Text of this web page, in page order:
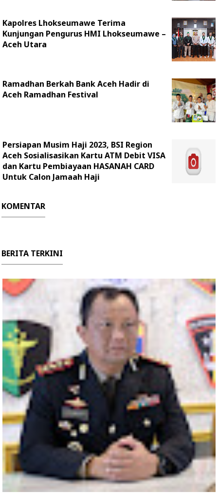
Kapolres Lhokseumawe Terima
Kunjungan Pengurus HMI Lhokseumawe –
Aceh Utara
Ramadhan Berkah Bank Aceh Hadir di
Aceh Ramadhan Festival
Persiapan Musim Haji 2023, BSI Region
Aceh Sosialisasikan Kartu ATM Debit VISA
dan Kartu Pembiayaan HASANAH CARD
Untuk Calon Jamaah Haji
KOMENTAR
BERITA TERKINI